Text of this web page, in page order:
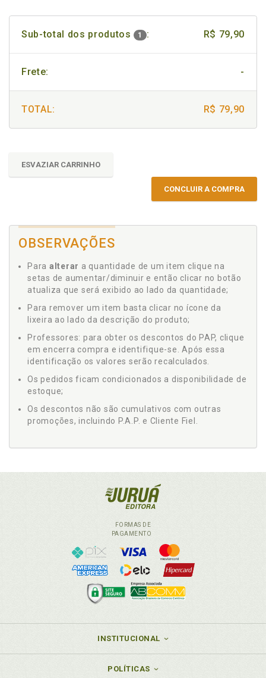
Sub-total dos produtos 1 : R$ 79,90
Frete: -
TOTAL: R$ 79,90
ESVAZIAR CARRINHO
CONCLUIR A COMPRA
OBSERVAÇÕES
Para alterar a quantidade de um item clique na
setas de aumentar/diminuir e então clicar no botão
atualiza que será exibido ao lado da quantidade;
Para remover um item basta clicar no ícone da
lixeira ao lado da descrição do produto;
Professores: para obter os descontos do PAP, clique
em encerra compra e identifique-se. Após essa
identificação os valores serão recalculados.
Os pedidos ficam condicionados a disponibilidade de
estoque;
Os descontos não são cumulativos com outras
promoções, incluindo P.A.P. e Cliente Fiel.
FORMAS DE
PAGAMENTO
INSTITUCIONAL
POLÍTICAS